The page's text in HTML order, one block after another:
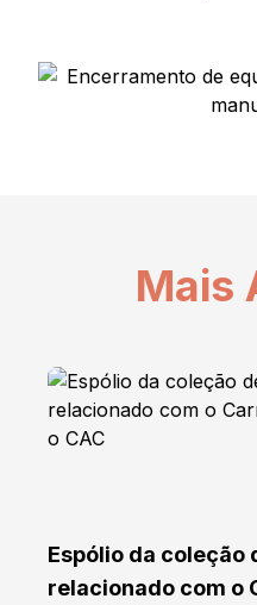
Mais
Espólio da coleção
relacionado com o